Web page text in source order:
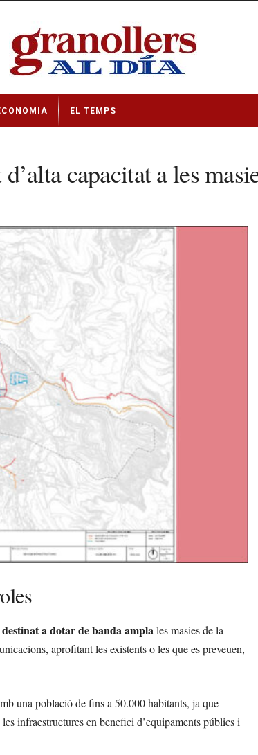
EL TEMPS
capacitat a les
a dotar de banda amplales masies de la
aprofitant les existents o les que es preveuen,
una població de fins a 50.000 habitants, ja que
infraestructures en benefici d’equipaments públics i